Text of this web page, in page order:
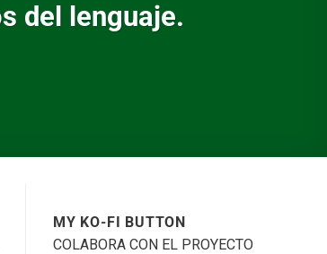
del lenguaje.
MY KO-FI BUTTON
COLABORA CON EL PROYECTO